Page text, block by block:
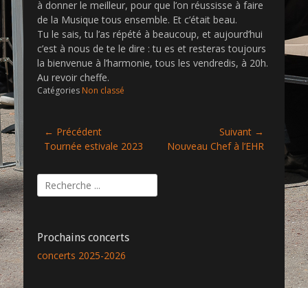
à donner le meilleur, pour que l’on réussisse à faire
de la Musique tous ensemble. Et c’était beau.
Tu le sais, tu l’as répété à beaucoup, et aujourd’hui
c’est à nous de te le dire : tu es et resteras toujours
la bienvenue à l’harmonie, tous les vendredis, à 20h.
Au revoir cheffe.
Catégories Non classé
Navigation
de
← Précédent
Article
Tournée estivale 2023
Suivant →
Article
Nouveau Chef à l’EHR
Rechercher :
Prochains concerts
concerts 2025-2026